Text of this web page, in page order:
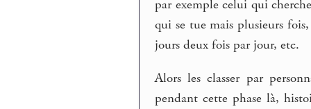
par exemple celui qui
qui se tue mais plusieurs
jours deux fois par jour, etc.
Alors les classer par
pendant cette phase là,